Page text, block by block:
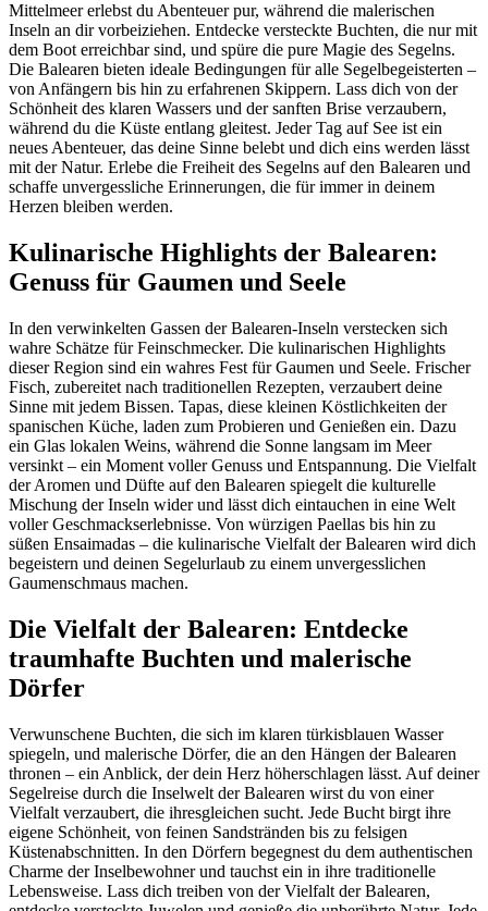
Mittelmeer erlebst du Abenteuer pur, während die malerischen
Inseln an dir vorbeiziehen. Entdecke versteckte Buchten, die nur mit
dem Boot erreichbar sind, und spüre die pure Magie des Segelns.
Die Balearen bieten ideale Bedingungen für alle Segelbegeisterten –
von Anfängern bis hin zu erfahrenen Skippern. Lass dich von der
Schönheit des klaren Wassers und der sanften Brise verzaubern,
während du die Küste entlang gleitest. Jeder Tag auf See ist ein
neues Abenteuer, das deine Sinne belebt und dich eins werden lässt
mit der Natur. Erlebe die Freiheit des Segelns auf den Balearen und
schaffe unvergessliche Erinnerungen, die für immer in deinem
Herzen bleiben werden.
Kulinarische Highlights der Balearen:
Genuss für Gaumen und Seele
In den verwinkelten Gassen der Balearen-Inseln verstecken sich
wahre Schätze für Feinschmecker. Die kulinarischen Highlights
dieser Region sind ein wahres Fest für Gaumen und Seele. Frischer
Fisch, zubereitet nach traditionellen Rezepten, verzaubert deine
Sinne mit jedem Bissen. Tapas, diese kleinen Köstlichkeiten der
spanischen Küche, laden zum Probieren und Genießen ein. Dazu
ein Glas lokalen Weins, während die Sonne langsam im Meer
versinkt – ein Moment voller Genuss und Entspannung. Die Vielfalt
der Aromen und Düfte auf den Balearen spiegelt die kulturelle
Mischung der Inseln wider und lässt dich eintauchen in eine Welt
voller Geschmackserlebnisse. Von würzigen Paellas bis hin zu
süßen Ensaimadas – die kulinarische Vielfalt der Balearen wird dich
begeistern und deinen Segelurlaub zu einem unvergesslichen
Gaumenschmaus machen.
Die Vielfalt der Balearen: Entdecke
traumhafte Buchten und malerische
Dörfer
Verwunschene Buchten, die sich im klaren türkisblauen Wasser
spiegeln, und malerische Dörfer, die an den Hängen der Balearen
thronen – ein Anblick, der dein Herz höherschlagen lässt. Auf deiner
Segelreise durch die Inselwelt der Balearen wirst du von einer
Vielfalt verzaubert, die ihresgleichen sucht. Jede Bucht birgt ihre
eigene Schönheit, von feinen Sandstränden bis zu felsigen
Küstenabschnitten. In den Dörfern begegnest du dem authentischen
Charme der Inselbewohner und tauchst ein in ihre traditionelle
Lebensweise. Lass dich treiben von der Vielfalt der Balearen,